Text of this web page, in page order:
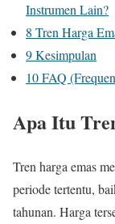
Instrumen Lain?
8 Tren Harga
9Kesimpulan
10FAQ
Apa Itu
Tren harga emas
periode tertentu,
tahunan. Harga